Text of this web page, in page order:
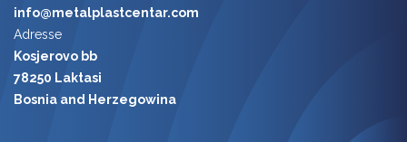
info@metalplastcentar.com
Adresse
Kosjerovo bb
78250 Laktasi
Bosnia and Herzegowina